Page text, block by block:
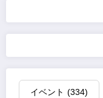
イベント (334)